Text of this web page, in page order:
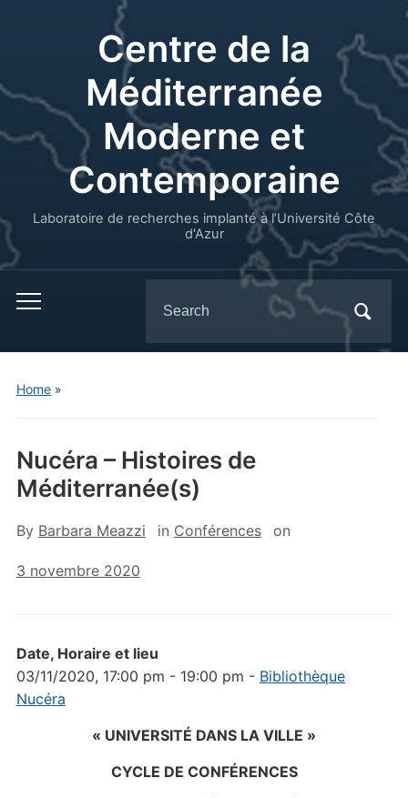
Centre de la
Méditerranée
Moderne et
Contemporaine
Laboratoire de recherches implanté à l’Université Côte
d'Azur
for:
Home»
Nucéra – Histoires de
Méditerranée(s)
By Barbara Meazzi in Conférences on
3 novembre 2020
Date, Horaire et lieu
03/11/2020, 17:00 pm - 19:00 pm - Bibliothèque
Nucéra
« UNIVERSITÉ DANS LA VILLE »
CYCLE DE CONFÉRENCES